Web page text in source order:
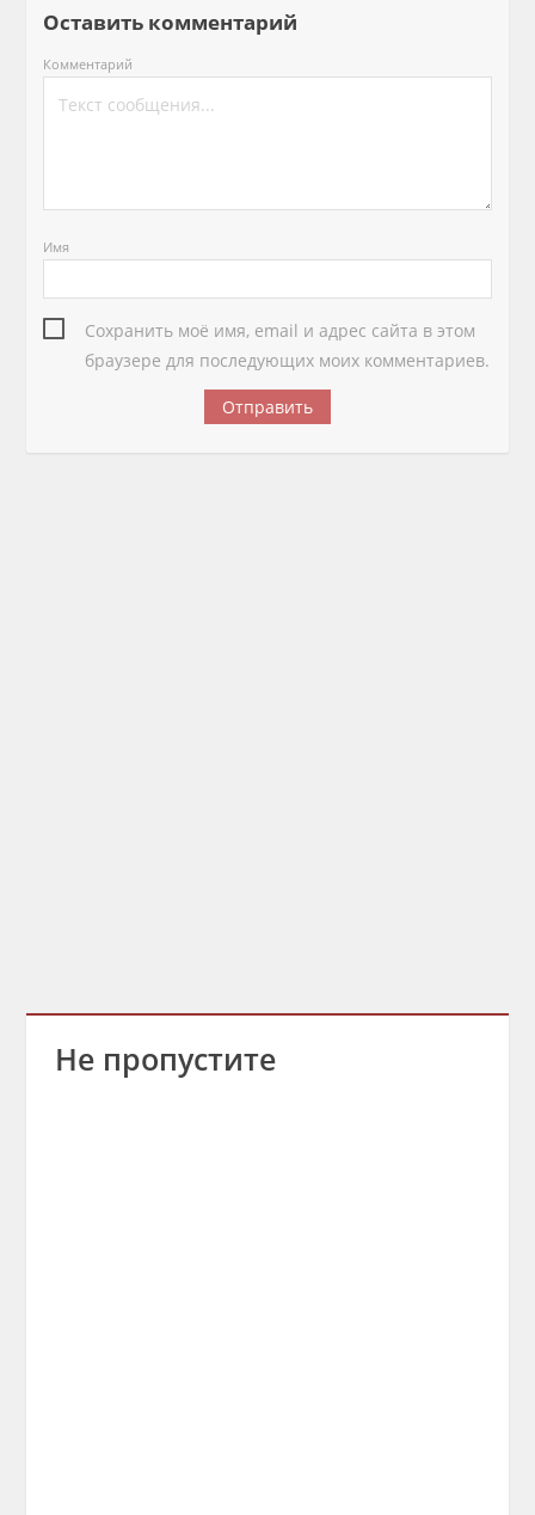
Оставить комментарий
Комментарий
Имя
Сохранить моё имя, email и адрес сайта в этом
браузере для последующих моих комментариев.
Не пропустите